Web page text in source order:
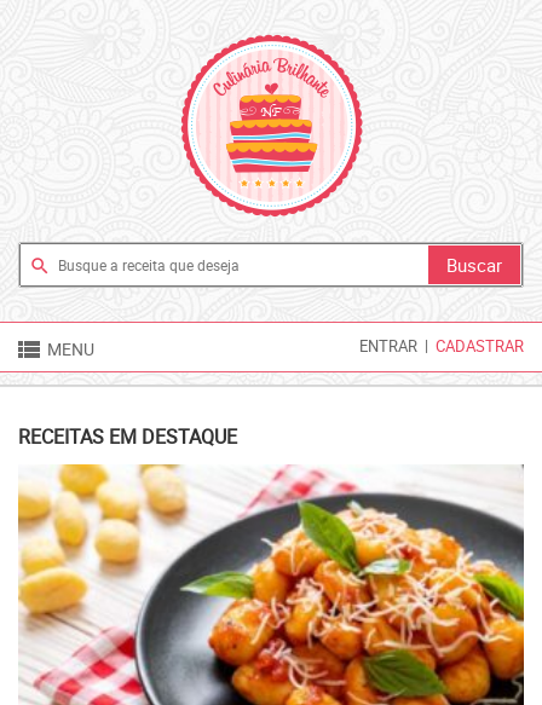
search
 MENU ENTRAR | CADASTRAR
RECEITAS EM DESTAQUE